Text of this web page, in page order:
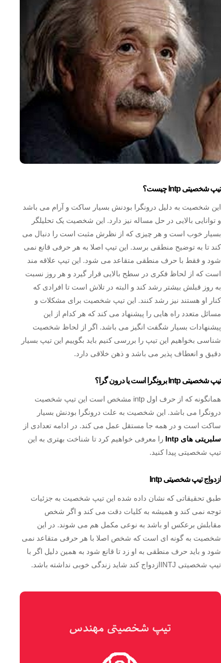
تیپ شخصیتی Intp چیست؟
این شخصیت به دلیل درونگرا بودنش بسیار ساکت و آرام می باشد
و توانایی بالایی در حل مساله نیز دارد. این شخصیت یک تحلیلگر
بسیار خوب است و هر چیزی که از نظرش مثبت است را دنبال می
کند تا به توضیح منطقی برسد. این تیپ اصلا به هر حرفی قانع نمی
شود و فقط با حرف منطقی متقاعد می شود. این تیپ علاقه مند
است که از لحاظ فکری در سطح بالایی قرار گیرد و هر روز نسبت
به روز قبلش بیشتر رشد کند و البته در تلاش است تا افرادی که
کنار او هستند نیز رشد کنند. این تیپ شخصیت برای مشکلات و
مسائل متعدد راه هایی را پیشنهاد می کند که هر کدام از این
پیشنهادات بسیار شگفت انگیز می باشد. اگر از لحاظ شخصیت
شناسی بخواهیم این تیپ را بررسی کنیم باید بگوییم این تیپ بسیار
دقیق و انعطاف پذیر می باشد و ذهن خلاقی دارد.
تیپ شخصیتی Intp برونگرا است یا درون گرا؟
همانگونه که از حرف اول intp مشخص است این تیپ شخصیت
درونگرا می باشد. این شخصیت به علت درونگرا بودنش بسیار
ساکت است و در همه جا مستقل عمل می کند. در ادامه تعدادی از
سلبریتی های Intp
را معرفی خواهیم کرد تا شناخت بهتری به این
تیپ شخصیتی پیدا کنید.
ازدواج تیپ شخصیتی Intp
طبق تحقیقاتی که نشان داده شده این تیپ شخصیت به جزئیات
توجه نمی کند و همیشه به کلیات دقت می کند و اگر شخص
مقابلش برعکس او باشد به نوعی مکمل هم می شوند. در این
شخصیت به گونه ای است که شخص اصلا با هر حرفی متقاعد نمی
شود و باید حرف منطقی به او زد تا قانع شود به همین دلیل اگر با
تیپ شخصیتی INTJازدواج کند شاید زندگی خوبی نداشته باشد.